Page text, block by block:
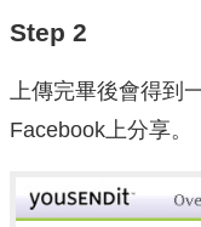
Step 2
上傳完畢後會得到
Facebook上分享。